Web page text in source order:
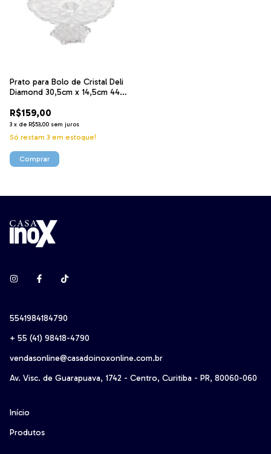
Prato para Bolo de Cristal Deli
Diamond 30,5cm x 14,5cm 4430
R$159,00
3 x de R$53,00 sem juros
Só restam 3 em estoque!
5541984184790
+ 55 (41) 98418-4790‬
vendasonline@casadoinoxonline.com.br
Av. Visc. de Guarapuava, 1742 - Centro, Curitiba - PR, 80060-060
Início
Produtos